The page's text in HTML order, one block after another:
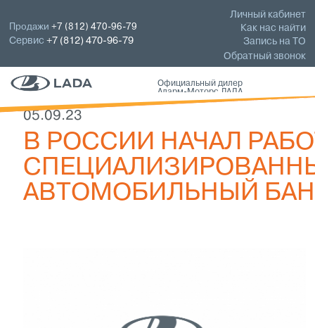
Личный кабинет
Как нас найти
Запись на ТО
Обратный звонок
Продажи+7 (812) 470-96-79
Сервис+7 (812) 470-96-79
Официальный дилер
Аларм-Моторс ЛАДА
05.09.23
В РОССИИ НАЧАЛ
АВТОМОБИЛЬНЫЙ